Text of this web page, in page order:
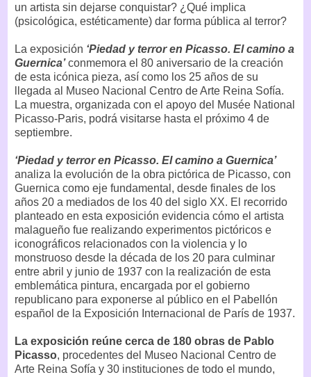
un artista sin dejarse conquistar? ¿Qué implica
(psicológica, estéticamente) dar forma pública al terror?
La exposición ‘Piedad y terror en Picasso. El camino a
Guernica’conmemora el 80 aniversario de la creación
de esta icónica pieza, así como los 25 años de su
llegada al Museo Nacional Centro de Arte Reina Sofía.
La muestra, organizada con el apoyo del Musée National
Picasso-Paris, podrá visitarse hasta el próximo 4 de
septiembre.
‘Piedad y terror en Picasso. El camino a Guernica’
analiza la evolución de la obra pictórica de Picasso, con
Guernica como eje fundamental, desde finales de los
años 20 a mediados de los 40 del siglo XX. El recorrido
planteado en esta exposición evidencia cómo el artista
malagueño fue realizando experimentos pictóricos e
iconográficos relacionados con la violencia y lo
monstruoso desde la década de los 20 para culminar
entre abril y junio de 1937 con la realización de esta
emblemática pintura, encargada por el gobierno
republicano para exponerse al público en el Pabellón
español de la Exposición Internacional de París de 1937.
La exposición reúne cerca de 180 obras de Pablo
Picasso, procedentes del Museo Nacional Centro de
Arte Reina Sofía y 30 instituciones de todo el mundo,